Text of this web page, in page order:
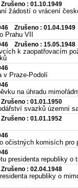
: 01.10.1949
žádostí o vrácení
Zrušeno : 01.04.1949
VII
Zrušeno : 15.05.1948
k zaopatřovacím
v Praze-Podolí
na úhradu
: 01.01.1950
svazků územní
: 01.01.1952
očistných komisích pro
presidenta republiky
: 02.04.1948
republiky o